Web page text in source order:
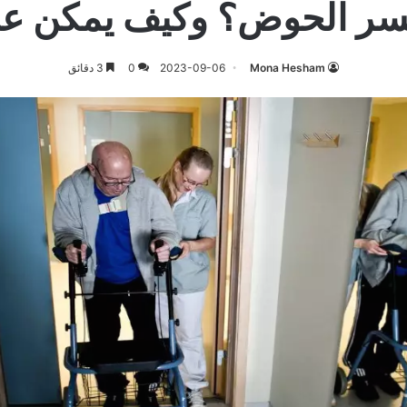
الحوض؟ وكيف يمكن
Mona Hesham
2023-09-06
0